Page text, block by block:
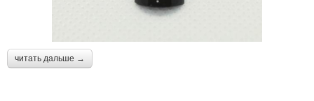
читать дальше →